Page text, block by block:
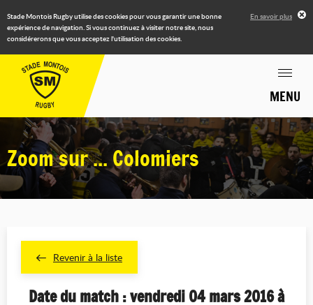
Stade Montois Rugby utilise des cookies pour vous garantir une bonne
expérience de navigation. Si vous continuez à visiter notre site, nous
considérerons que vous acceptez l'utilisation des cookies.
En savoir plus
MENU
Zoom sur ... Colomiers
Revenir à la liste
Date du match : vendredi 04 mars 2016 à